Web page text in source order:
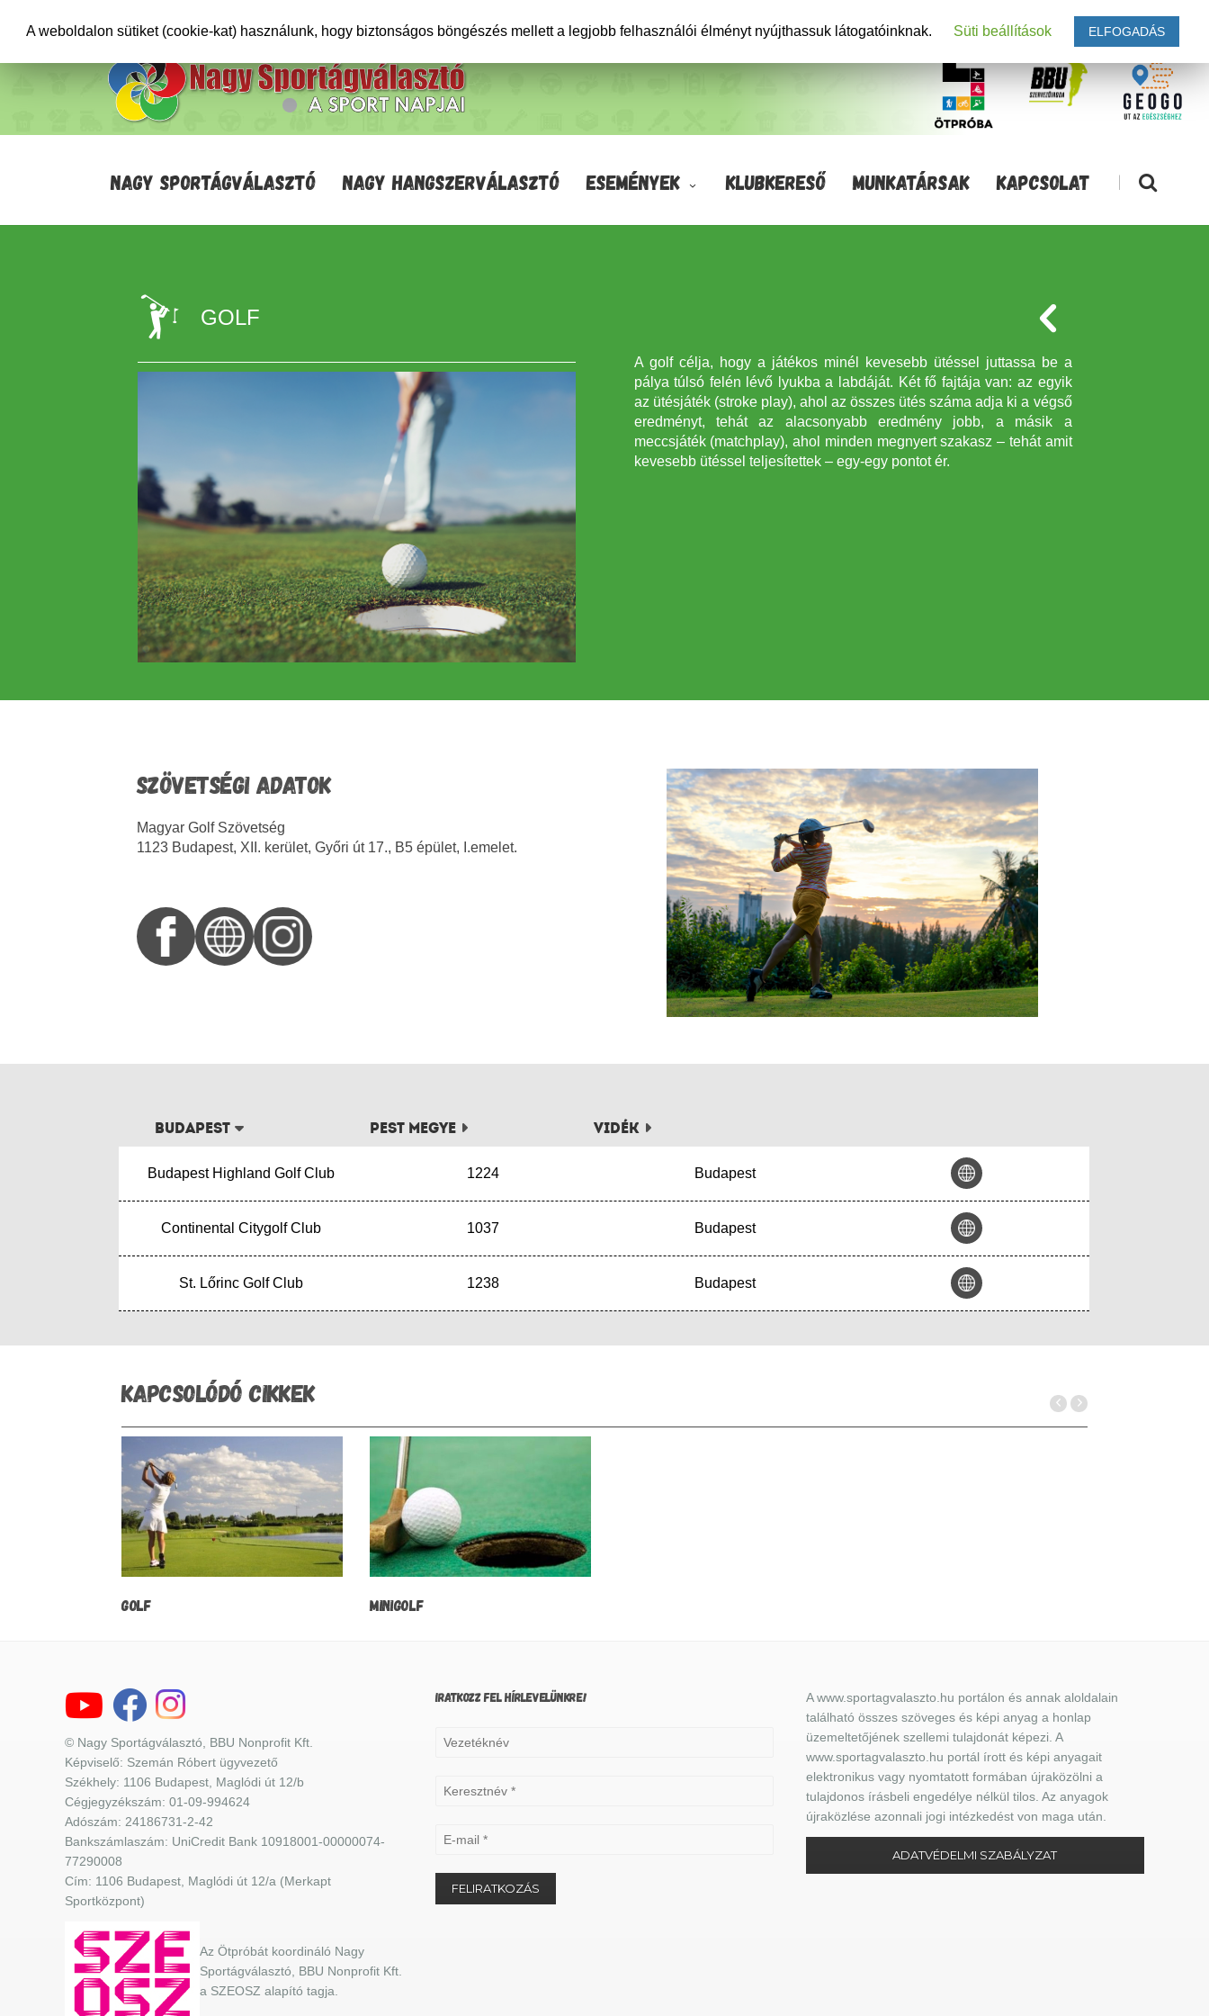
NAGY SPORTÁGVÁLASZTÓ NAGY HANGSZERVÁLASZTÓ ESEMÉNYEK KLUBKERESŐ MUNKATÁRSAK KAPCSOLAT |
GOLF
A golf célja, hogy a játékos minél kevesebb ütéssel juttassa be a
pálya túlsó felén lévő lyukba a labdáját. Két fő fajtája van: az egyik
az ütésjáték (stroke play), ahol az összes ütés száma adja ki a végső
eredményt, tehát az alacsonyabb eredmény jobb, a másik a
meccsjáték (matchplay), ahol minden megnyert szakasz – tehát amit
kevesebb ütéssel teljesítettek – egy-egy pontot ér.
SZÖVETSÉGI ADATOK
Magyar Golf Szövetség
1123 Budapest, XII. kerület, Győri út 17., B5 épület, I.emelet.
Budapest Pest megye Vidék
Budapest Highland Golf Club 1224 Budapest
Continental Citygolf Club 1037 Budapest
St. Lőrinc Golf Club 1238 Budapest
KAPCSOLÓDÓ CIKKEK
GOLF MINIGOLF
© Nagy Sportágválasztó, BBU Nonprofit Kft.
Képviselő: Szemán Róbert ügyvezető
Székhely: 1106 Budapest, Maglódi út 12/b
Cégjegyzékszám: 01-09-994624
Adószám: 24186731-2-42
Bankszámlaszám: UniCredit Bank 10918001-00000074-
77290008
Cím: 1106 Budapest, Maglódi út 12/a (Merkapt
Sportközpont)
Az Ötpróbát koordináló Nagy
Sportágválasztó, BBU Nonprofit Kft.
a SZEOSZ alapító tagja.
IRATKOZZ FEL HÍRLEVELÜNKRE!
A www.sportagvalaszto.hu portálon és annak aloldalain
található összes szöveges és képi anyag a honlap
üzemeltetőjének szellemi tulajdonát képezi. A
www.sportagvalaszto.hu portál írott és képi anyagait
elektronikus vagy nyomtatott formában újraközölni a
tulajdonos írásbeli engedélye nélkül tilos. Az anyagok
újraközlése azonnali jogi intézkedést von maga után.
ADATVÉDELMI SZABÁLYZAT
A weboldalon sütiket (cookie-kat) használunk, hogy biztonságos böngészés mellett a legjobb felhasználói élményt nyújthassuk látogatóinknak. Süti beállítások ELFOGADÁS